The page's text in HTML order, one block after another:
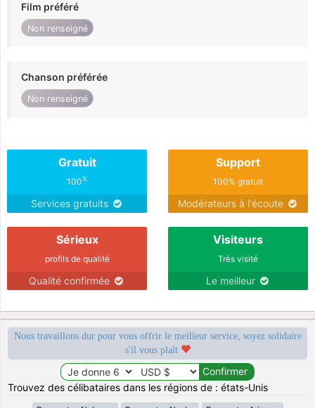
Film préféré
Non renseigné
Chanson préférée
Non renseigné
Gratuit
100%
Services gratuits
Support
100% gratuit
Modérateurs à l'écoute
Sérieux
profils de qualité
Qualité confirmée
Visiteurs
Très visité
Le meilleur
Nous travaillons dur pour vous offrir le meilleur service, soyez solidaire
s'il vous plaît
Trouvez des célibataires dans les régions de : états-Unis